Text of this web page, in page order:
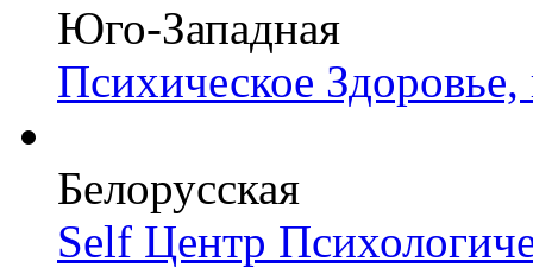
Юго-Западная
Психическое Здоровье,
Белорусская
Self Центр